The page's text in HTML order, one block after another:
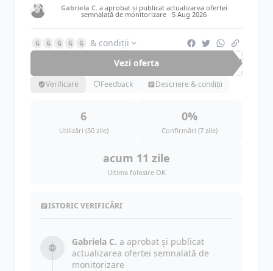
Gabriela C. a aprobat și publicat actualizarea ofertei
semnalată de monitorizare · 5 Aug 2026
G G G G G
& condiții
Vezi oferta
-40%
Verificare Feedback Descriere & condiții
6
Utilizări (30 zile)
0%
Confirmări (7 zile)
acum 11 zile
Ultima folosire OK
ISTORIC VERIFICĂRI
Gabriela C. a aprobat și publicat
actualizarea ofertei semnalată de
monitorizare